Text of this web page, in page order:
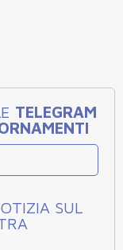
TELEGRAM
SUL